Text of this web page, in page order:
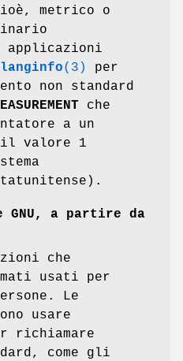
metrico o
applicazioni
(3)
per
non standard
che
a un
il valore 1
GNU, a partire da
che
usati per
Le
usare
richiamare
come gli